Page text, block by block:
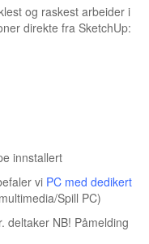
og raskest arbeider i
direkte fra SketchUp:
innstallert
vi PC med dedikert
Spill PC)
deltaker NB! Påmelding